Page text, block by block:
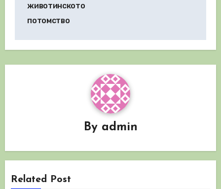
животинското
потомство
By admin
Related Post